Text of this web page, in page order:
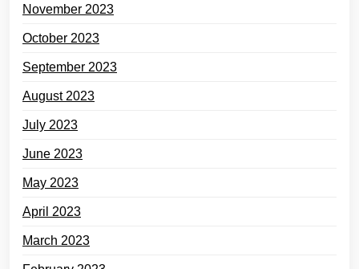
November 2023
October 2023
September 2023
August 2023
July 2023
June 2023
May 2023
April 2023
March 2023